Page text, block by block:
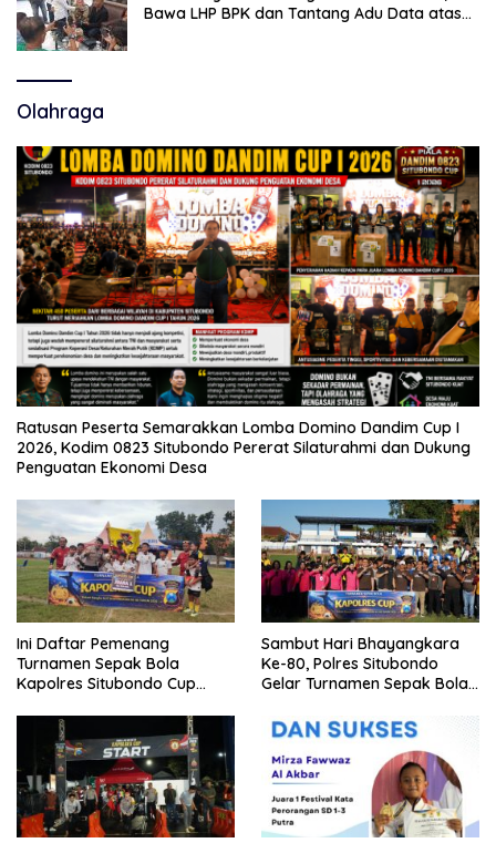
Bawa LHP BPK dan Tantang Adu Data atas
Olahraga
Ratusan Peserta Semarakkan Lomba Domino Dandim Cup I
2026, Kodim 0823 Situbondo Pererat Silaturahmi dan Dukung
Penguatan Ekonomi Desa
Ini Daftar Pemenang
Turnamen Sepak Bola
Kapolres Situbondo Cup
10 Tahun
Sambut Hari Bhayangkara
Ke-80, Polres Situbondo
Gelar Turnamen Sepak Bola